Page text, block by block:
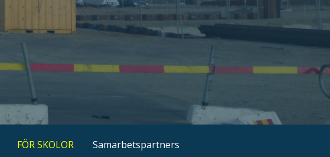
FÖR SKOLOR Samarbetspartners